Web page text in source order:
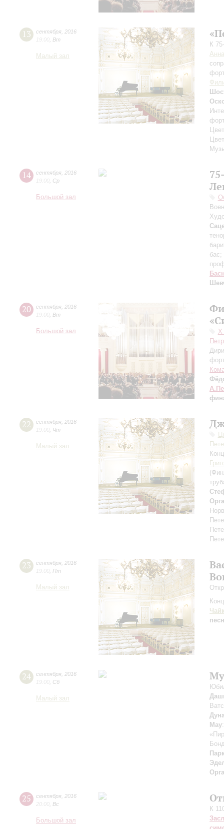
13 сентября 2016
19:00 Вт
Малый зал
К
14 сентября 2016
19:00 Ср
Большой зал
бас;
20 сентября 2016
19:00 Вт
Большой зал
Х
22 сентября 2016
19:00 Чт
Малый зал
23 сентября 2016
19:00 Пт
Малый зал
24 сентября 2016
19:00 Сб
Малый зал
May
25 сентября 2016
20:00 Вс
Большой зал
К